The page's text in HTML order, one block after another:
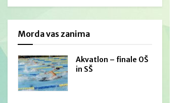
Morda vas zanima
Akvatlon – finale OŠ
in SŠ